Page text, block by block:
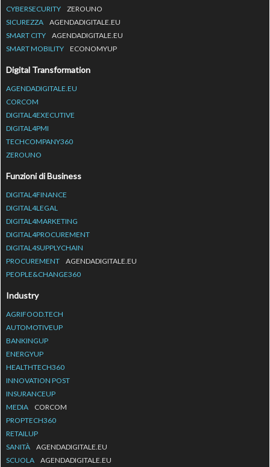
CYBERSECURITY
ZEROUNO
SICUREZZA
AGENDADIGITALE.EU
SMART CITY
AGENDADIGITALE.EU
SMART MOBILITY
ECONOMYUP
Digital Transformation
AGENDADIGITALE.EU
CORCOM
DIGITAL4EXECUTIVE
DIGITAL4PMI
TECHCOMPANY360
ZEROUNO
Funzioni di Business
DIGITAL4FINANCE
DIGITAL4LEGAL
DIGITAL4MARKETING
DIGITAL4PROCUREMENT
DIGITAL4SUPPLYCHAIN
PROCUREMENT
AGENDADIGITALE.EU
PEOPLE&CHANGE360
Industry
AGRIFOOD.TECH
AUTOMOTIVEUP
BANKINGUP
ENERGYUP
HEALTHTECH360
INNOVATION POST
INSURANCEUP
MEDIA
CORCOM
PROPTECH360
RETAILUP
SANITÀ
AGENDADIGITALE.EU
SCUOLA
AGENDADIGITALE.EU